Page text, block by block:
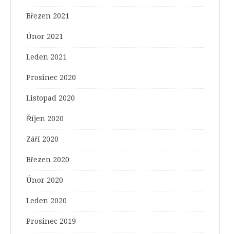
Březen 2021
Únor 2021
Leden 2021
Prosinec 2020
Listopad 2020
Říjen 2020
Září 2020
Březen 2020
Únor 2020
Leden 2020
Prosinec 2019